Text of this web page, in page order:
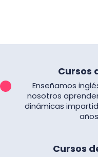
Cursos
Enseñamos
nosotros
dinámicas
Cursos